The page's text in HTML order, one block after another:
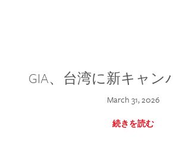
GIA、台湾に新キャン
March 31, 2026
続きを読む